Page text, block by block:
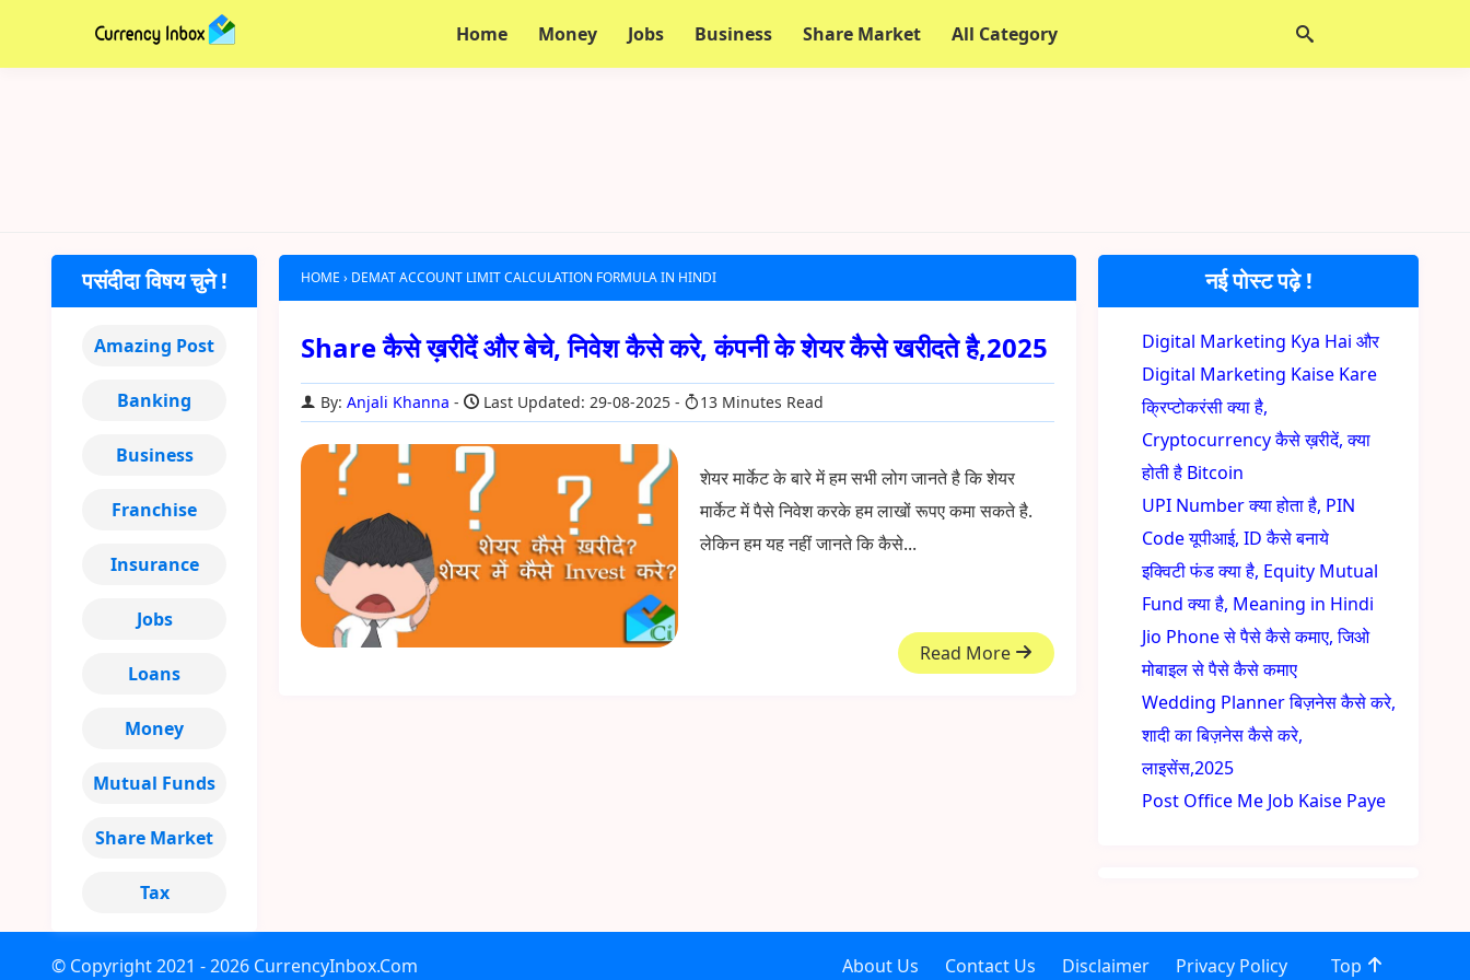
Home Money Jobs Business Share Market All Category
HOME › DEMAT ACCOUNT LIMIT CALCULATION FORMULA IN HINDI
Share कैसे ख़रीदें और बेचे, निवेश कैसे करे, कंपनी के शेयर कैसे खरीदते है,2025
By:Anjali Khanna Last Updated: 29-08-2025 13 Minutes Read
शेयर मार्केट के बारे में हम सभी लोग जानते है कि शेयर
मार्केट में पैसे निवेश करके हम लाखों रूपए कमा सकते है.
लेकिन हम यह नहीं जानते कि कैसे...
Read More
नई पोस्ट पढ़े !
Digital Marketing Kya Hai और
Digital Marketing Kaise Kare
क्रिप्टोकरंसी क्या है,
Cryptocurrency कैसे ख़रीदें, क्या
होती है Bitcoin
UPI Number क्या होता है, PIN
Code यूपीआई, ID कैसे बनाये
इक्विटी फंड क्या है, Equity Mutual
Fund क्या है, Meaning in Hindi
Jio Phone से पैसे कैसे कमाए, जिओ
मोबाइल से पैसे कैसे कमाए
Wedding Planner बिज़नेस कैसे करे,
शादी का बिज़नेस कैसे करे,
लाइसेंस,2025
Post Office Me Job Kaise Paye
पसंदीदा विषय चुने !
Amazing Post
Banking
Business
Franchise
Insurance
Jobs
Loans
Money
Mutual Funds
Share Market
Tax
© Copyright2021 - 2026 CurrencyInbox.Com About Us Contact Us Disclaimer Privacy Policy Top